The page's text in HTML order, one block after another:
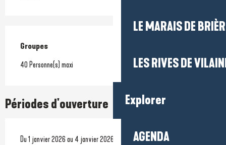
LE MARAIS DE
LES RIVES DE
Explorer
AGENDA
Groupes
Groupes
40 Personne(s) maxi
Périodes d'ouverture
Du 1 janvier 2026 au 4 janvier 2026